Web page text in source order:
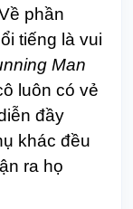
phần
tiếng là vui
Man
luôn có vẻ
đầy
khác đều
ra họ